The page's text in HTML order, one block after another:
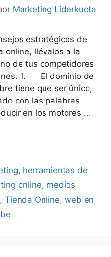
Marketing Liderkuota
estratégicos de
online, llévalos a la
de tus competidores
1. El dominio de
tiene que ser único,
con las palabras
en los motores …
, herramientas de
online, medios
, Tienda Online, web en